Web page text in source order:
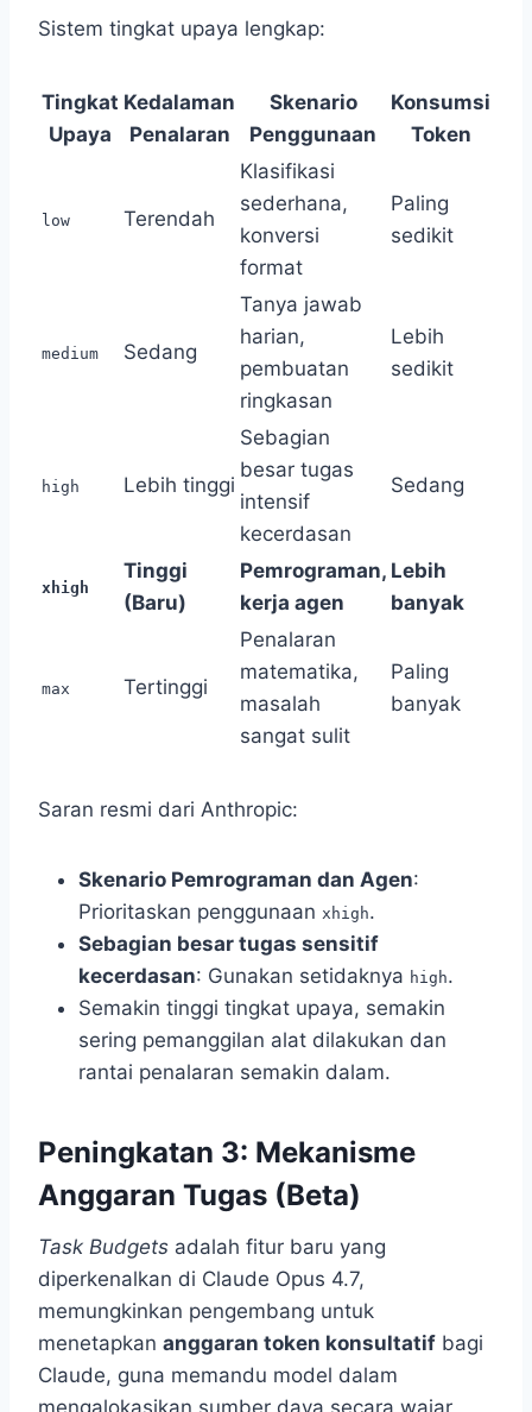
Sistem tingkat upaya lengkap:
Tingkat
Upaya
Kedalaman
Penalaran
Skenario
Penggunaan
Konsumsi
Token
low Terendah
Klasifikasi
sederhana,
konversi
format
Paling
sedikit
medium Sedang
Tanya jawab
harian,
pembuatan
ringkasan
Lebih
sedikit
high Lebih tinggi
Sebagian
besar tugas
intensif
kecerdasan
Sedang
xhigh
Tinggi
(Baru)
Pemrograman,
kerja agen
Lebih
banyak
max Tertinggi
Penalaran
matematika,
masalah
sangat sulit
Paling
banyak
Saran resmi dari Anthropic:
Skenario Pemrograman dan Agen:
Prioritaskan penggunaan xhigh.
Sebagian besar tugas sensitif
kecerdasan: Gunakan setidaknya high.
Semakin tinggi tingkat upaya, semakin
sering pemanggilan alat dilakukan dan
rantai penalaran semakin dalam.
Peningkatan 3: Mekanisme
Anggaran Tugas (Beta)
Task Budgets adalah fitur baru yang
diperkenalkan di Claude Opus 4.7,
memungkinkan pengembang untuk
menetapkan anggaran token konsultatif bagi
Claude, guna memandu model dalam
mengalokasikan sumber daya secara wajar